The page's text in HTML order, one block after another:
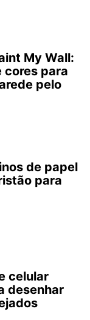
My Wall:
cores para
pelo
de papel
para
celular
desenhar